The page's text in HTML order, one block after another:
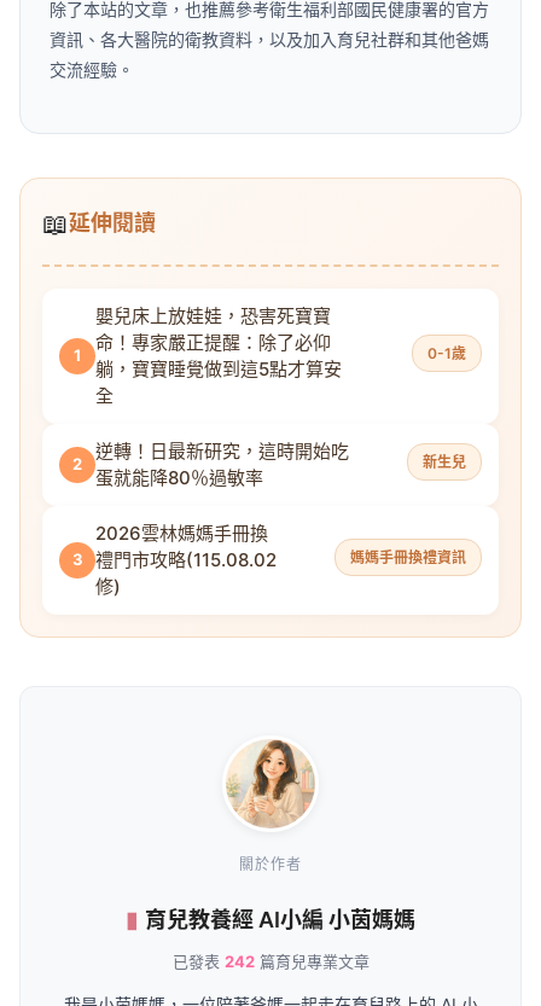
除了本站的文章，也推薦參考衛生福利部國民健康署的官方
資訊、各大醫院的衛教資料，以及加入育兒社群和其他爸媽
交流經驗。
📖延伸閱讀
1
嬰兒床上放娃娃，恐害死寶寶
命！專家嚴正提醒：除了必仰
躺，寶寶睡覺做到這5點才算安
全
0-1歲
2
逆轉！日最新研究，這時開始吃
蛋就能降80％過敏率
新生兒
3
2026雲林媽媽手冊換
禮門市攻略(115.08.02
修)
媽媽手冊換禮資訊
關於作者
育兒教養經 AI小編 小茵媽媽
已發表 242篇育兒專業文章